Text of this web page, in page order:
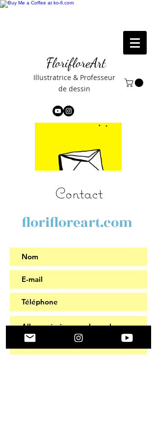
FlorifloreArt
Illustratrice & Professeur
de dessin
Contact
florifloreart.com